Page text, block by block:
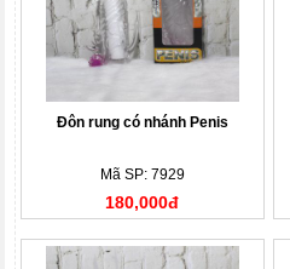
Đôn rung có nhánh Penis
Mã SP: 7929
180,000đ